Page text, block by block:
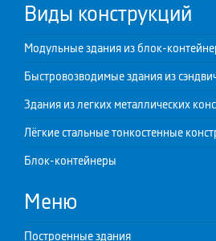
Виды конструкций
Модульные здания из блок-
Быстровозводимые здания из
Здания из легких металлических
Лёгкие стальные тонкостенные
Блок-контейнеры
Меню
Построенные здания